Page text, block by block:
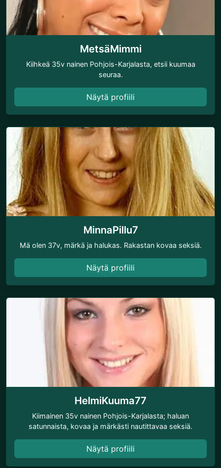
MetsäMimmi
Kiihkeä 35v nainen Pohjois-Karjalasta, etsii kuumaa
seuraa.
Näytä profiili
MinnaPillu7
Mä olen 37v, märkä ja halukas. Rakastan kovaa seksiä.
Näytä profiili
HelmiKuuma77
Kiimainen 35v nainen Pohjois-Karjalasta; haluan
satunnaista, kovaa ja märkästi nautittavaa seksiä.
Näytä profiili